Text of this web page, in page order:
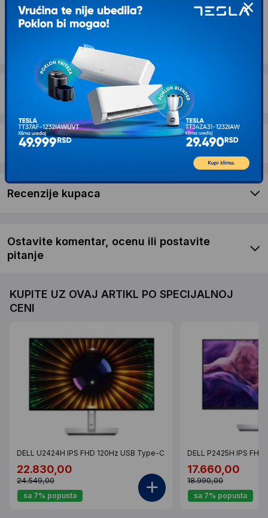
Opis proizvoda LENOVO ThinkCentre neo 50s
G5 SFF (Black, Grey) i3-13100, 8GB, 256GB
SSD (12XD007SYA)
Dostava i povrat
Garancija
Recenzije kupaca
Ostavite komentar, ocenu ili postavite
pitanje
KUPITE UZ OVAJ ARTIKL PO SPECIJALNOJ
CENI
DELL U2424H IPS FHD 120Hz USB Type-C
22.830,00
24.549,00
sa 7% popusta
DELL P2425H IPS
17.660,00
18.990,00
sa 7% popusta